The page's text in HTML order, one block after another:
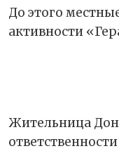
До этого
активности
Жительница